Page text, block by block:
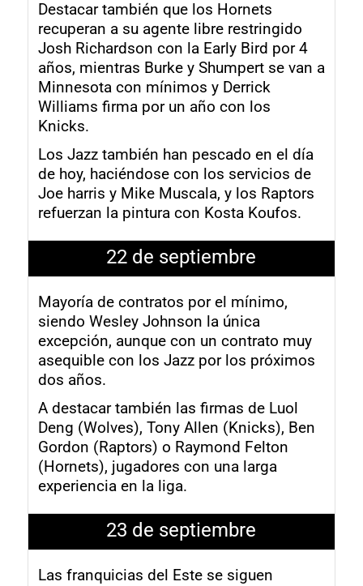
Destacar también que los Hornets
recuperan a su agente libre restringido
Josh Richardson con la Early Bird por 4
años, mientras Burke y Shumpert se van a
Minnesota con mínimos y Derrick
Williams firma por un año con los
Knicks.
Los Jazz también han pescado en el día
de hoy, haciéndose con los servicios de
Joe harris y Mike Muscala, y los Raptors
refuerzan la pintura con Kosta Koufos.
22 de septiembre
Mayoría de contratos por el mínimo,
siendo Wesley Johnson la única
excepción, aunque con un contrato muy
asequible con los Jazz por los próximos
dos años.
A destacar también las firmas de Luol
Deng (Wolves), Tony Allen (Knicks), Ben
Gordon (Raptors) o Raymond Felton
(Hornets), jugadores con una larga
experiencia en la liga.
23 de septiembre
Las franquicias del Este se siguen